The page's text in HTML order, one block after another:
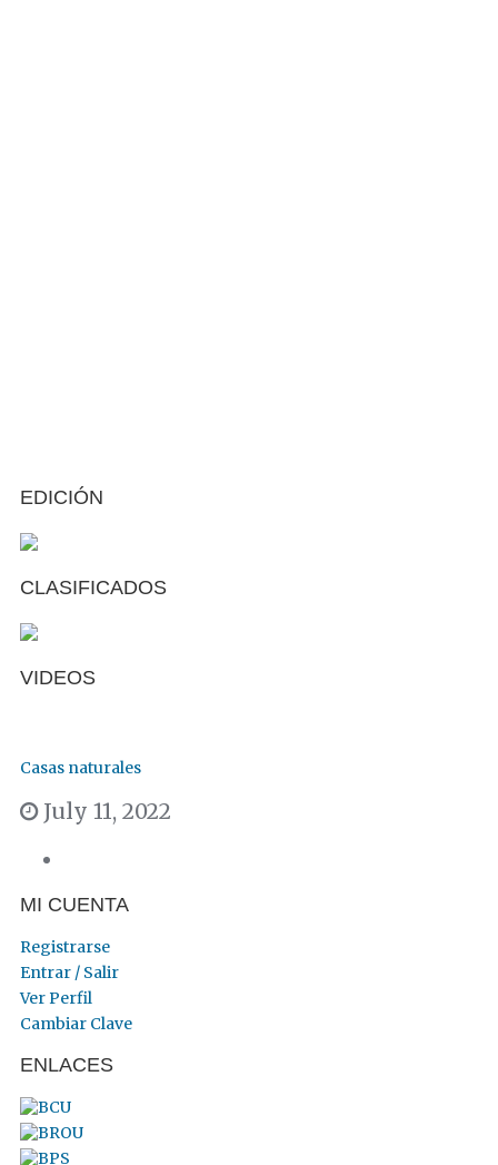
EDICIÓN
CLASIFICADOS
VIDEOS
Casas naturales
July 11, 2022
MI CUENTA
Registrarse
Entrar / Salir
Ver Perfil
Cambiar Clave
ENLACES